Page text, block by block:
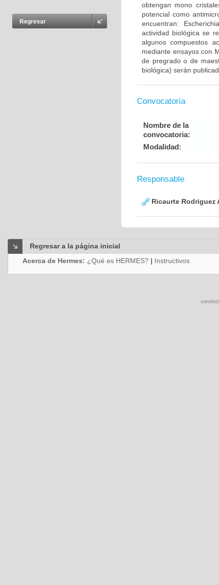
Regresar
obtengan mono
potencial como
encuentran:
actividad biológica se
algunos compuestos
mediante ensayos con
de pregrado o de
biológica) serán
Convocatoria
Nombre de la
convocatoria:
Modalidad:
Responsable
Ricaurte Rodriguez
Regresar a la página inicial
Acerca de Hermes: ¿Qué es HERMES? | Instructivos